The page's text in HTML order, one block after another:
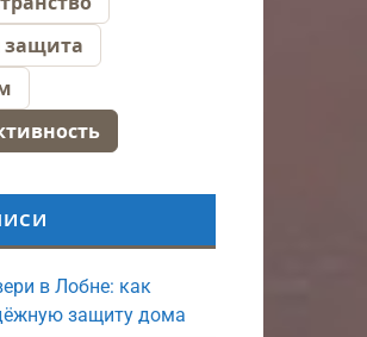
защита
в Лобне: как
защиту дома